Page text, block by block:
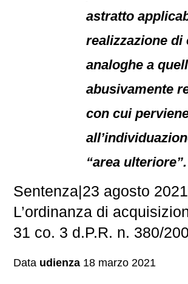
astratto
realizzazione di
analoghe a
abusivamente
con cui
“area ulteriore”.
Sentenza|23 agosto
L’ordinanza di
31 co. 3 d.P.R. n. 380/
Data udienza 18 marzo 2021